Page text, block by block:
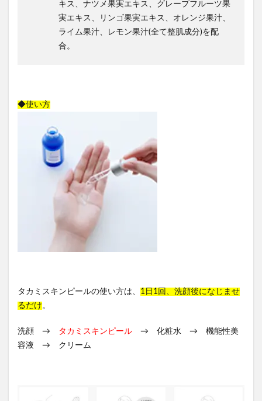
キス、ナツメ果実エキス、グレープフルーツ果
実エキス、リンゴ果実エキス、オレンジ果汁、
ライム果汁、レモン果汁(全て整肌成分)を配
合。
◆使い方
タカミスキンピールの使い方は、 1日1回、洗顔後になじませ
るだけ。
洗顔 → タカミスキンピール → 化粧水 → 機能性美
容液 → クリーム